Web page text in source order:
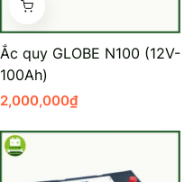
Vinfast
Long
Ắc quy GLOBE N100 (12V-
100Ah)
2,000,000₫